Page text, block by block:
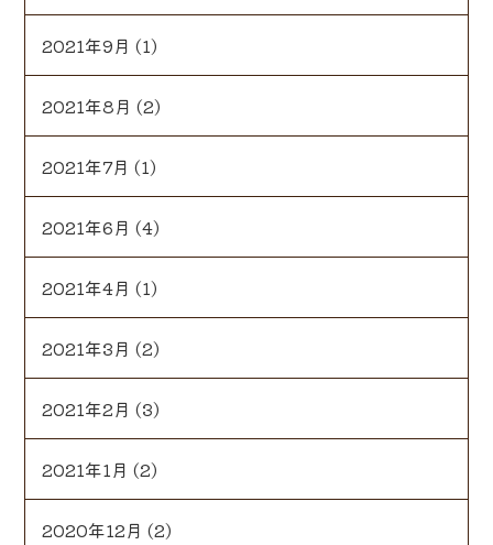
2021年9月 (1)
2021年8月 (2)
2021年7月 (1)
2021年6月 (4)
2021年4月 (1)
2021年3月 (2)
2021年2月 (3)
2021年1月 (2)
2020年12月 (2)